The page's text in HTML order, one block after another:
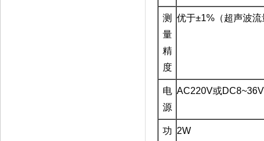
测
量
精
度
优于±1% （超声波
电
源
AC220V或DC8~36V
功 2W